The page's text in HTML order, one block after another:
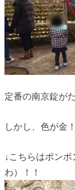
定番の南京錠が
しかし、色が金
↓こちらはポン
わ）！！